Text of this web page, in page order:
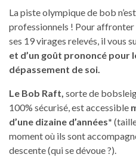
La piste olympique de bob
professionnels ! Pour
ses 19 virages relevés, il vous
et d’un goût prononcé pour
dépassement de soi.
Le Bob Raft, sorte de
100% sécurisé, est accessible
d’une dizaine d’années*
moment où ils sont
descente (qui se dévoue ?).